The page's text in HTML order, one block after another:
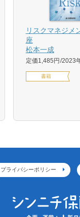
リスクマネジメ
座
松本一成
定価1,485円 2023
書籍
プライバシーポリシー